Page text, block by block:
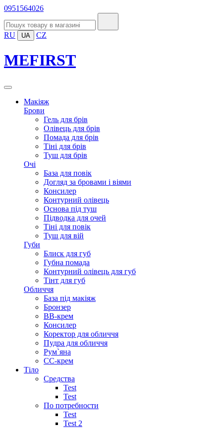
0951564026
RU UA CZ
MEFIRST
Макіяж
Брови
Гель для брів
Олівець для брів
Помада для брів
Тіні для брів
Туш для брів
Очі
База для повік
Догляд за бровами і віями
Консилер
Контурний олівець
Основа під туш
Підводка для очей
Тіні для повік
Туш для вій
Губи
Блиск для губ
Губна помада
Контурний олівець для губ
Тінт для губ
Обличчя
База під макіяж
Бронзер
ВВ-крем
Консилер
Коректор для обличчя
Пудра для обличчя
Рум`яна
СС-крем
Тіло
Средства
Test
Test
По потребности
Test
Test 2